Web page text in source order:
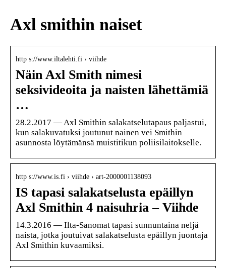
Axl smithin naiset
http s://www.iltalehti.fi › viihde
Näin Axl Smith nimesi
seksivideoita ja naisten lähettämiä
…
28.2.2017 — Axl Smithin salakatselutapaus paljastui,
kun salakuvatuksi joutunut nainen vei Smithin
asunnosta löytämänsä muistitikun poliisilaitokselle.
http s://www.is.fi › viihde › art-2000001138093
IS tapasi salakatselusta epäillyn
Axl Smithin 4 naisuhria – Viihde
14.3.2016 — Ilta-Sanomat tapasi sunnuntaina neljä
naista, jotka joutuivat salakatselusta epäillyn juontaja
Axl Smithin kuvaamiksi.